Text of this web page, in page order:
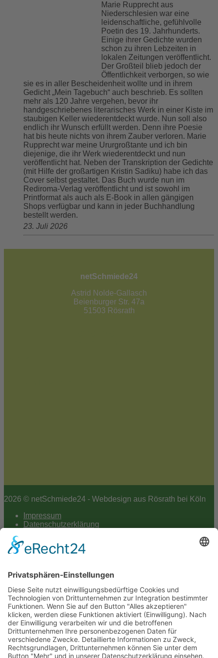
Marie Rupprecht aus
Niederschlesien war eine
leidenschaftliche, gefühlvolle
Poetin des 19. Jahrhunderts.
Einige ihrer Gedichte wurden
schon zu ihren Lebzeiten in
lokalen Zeitungen veröffentlicht.
Der Großteil blieb jedoch der
Öffentlichkeit verborgen, so wie
sie es in aller Bescheidenheit wollte und in ihrem
Gedicht „Mein Tagebuch“ auch beschrieb. Es sollten
mehr als 120 Jahre vergehen, bevor ihr
handgeschriebenes literarisches Werk in einer Kiste im
staubigen Keller wiederentdeckt wurde. Nun soll also
endlich ihr Wunsch erfüllt werden. Denn ihre Poesie
hat bis heute nichts von ihrem Zauber verloren. Marie
Rupprecht war meine Ururgroßtante und ich bin
diejenige, die ihr Werk wiederentdeckt und nun
veröffentlicht hat. Neben der Transkription der Gedichte
(mit Hilfe der großartigen Kristin Sadiku) habe ich das
Cover selbst gestaltet. Das Buch wurde nun im
Rediroma-Verlag veröffentlicht und ist sowohl im
Printformat als auch als E-Book in allen gängigen
Shops verfügbar und kann in jeder Buchhandlung
bestellt werden.
23. Juli 2026
netSchmiede24
Astrid Nolde-Gallasch
Beienburger Str. 47a
51503 Rösrath
2026 © netSchmiede24 - Webdesign aus Rösrath bei Köln
Impressum
Datenschutzerklärung
Cookie-Einstellungen
to
top